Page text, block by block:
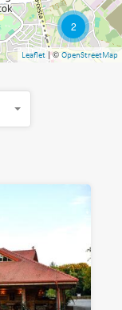
2
Leaflet| ©OpenStreetMap